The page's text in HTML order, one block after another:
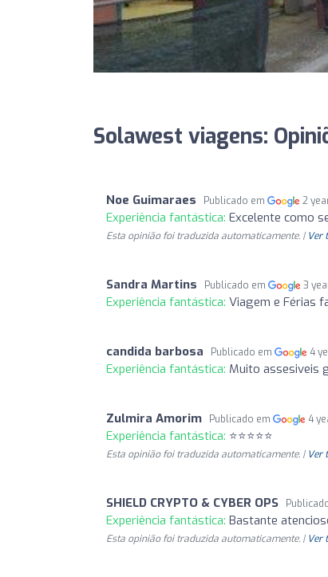
Solawest viagens:
Noe Guimaraes Publicado em 2
Experiência fantástica: Excelente como
Esta opinião foi traduzida automaticamente. | Ver
Sandra Martins Publicado em 3
Experiência fantástica: Viagem e Férias
candida barbosa Publicado em 4
Experiência fantástica: Muito assesiveis
Zulmira Amorim Publicado em 4
Experiência fantástica: ⭐⭐⭐⭐⭐
Esta opinião foi traduzida automaticamente. | Ver
SHIELD CRYPTO & CYBER OPS
Experiência fantástica: Bastante
Esta opinião foi traduzida automaticamente. | Ver